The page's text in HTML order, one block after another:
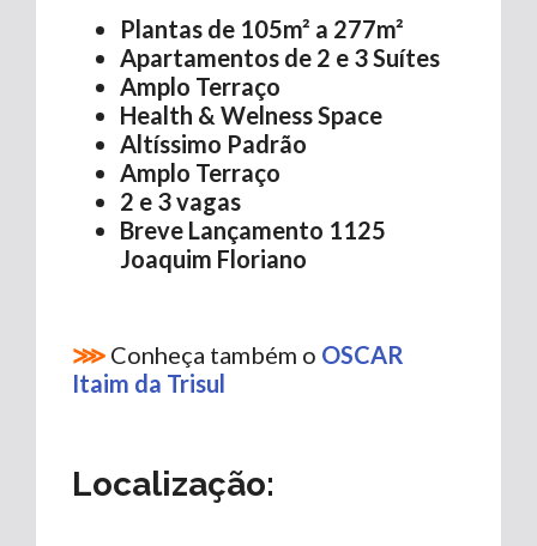
Plantas de 105m² a 277m²
Apartamentos de 2 e 3 Suítes
Amplo Terraço
Health & Welness Space
Altíssimo Padrão
Amplo Terraço
2 e 3 vagas
Breve Lançamento 1125
Joaquim Floriano
⋙ Conheça também o OSCAR
Itaim da Trisul
Localização: